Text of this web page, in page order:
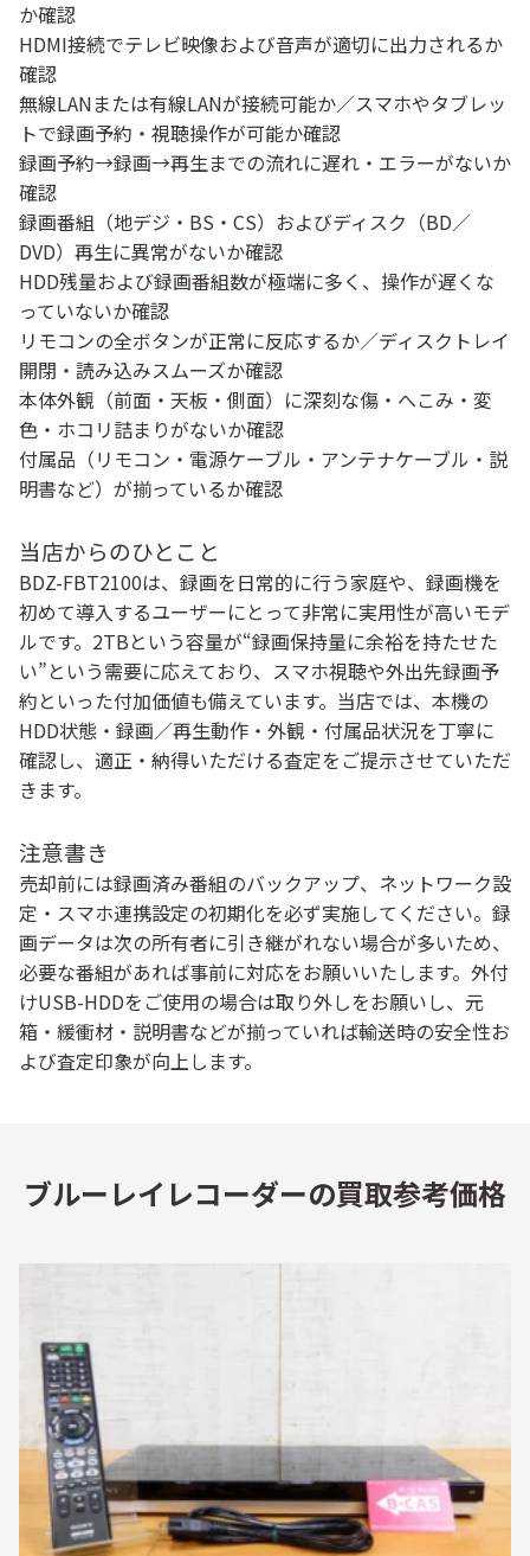
か確認
HDMI接続でテレビ映像および音声が適切に出力されるか
確認
無線LANまたは有線LANが接続可能か／スマホやタブレッ
トで録画予約・視聴操作が可能か確認
録画予約→録画→再生までの流れに遅れ・エラーがないか
確認
録画番組（地デジ・BS・CS）およびディスク（BD／
DVD）再生に異常がないか確認
HDD残量および録画番組数が極端に多く、操作が遅くな
っていないか確認
リモコンの全ボタンが正常に反応するか／ディスクトレイ
開閉・読み込みスムーズか確認
本体外観（前面・天板・側面）に深刻な傷・へこみ・変
色・ホコリ詰まりがないか確認
付属品（リモコン・電源ケーブル・アンテナケーブル・説
明書など）が揃っているか確認
当店からのひとこと
BDZ-FBT2100は、録画を日常的に行う家庭や、録画機を
初めて導入するユーザーにとって非常に実用性が高いモデ
ルです。2TBという容量が“録画保持量に余裕を持たせた
い”という需要に応えており、スマホ視聴や外出先録画予
約といった付加価値も備えています。当店では、本機の
HDD状態・録画／再生動作・外観・付属品状況を丁寧に
確認し、適正・納得いただける査定をご提示させていただ
きます。
注意書き
売却前には録画済み番組のバックアップ、ネットワーク設
定・スマホ連携設定の初期化を必ず実施してください。録
画データは次の所有者に引き継がれない場合が多いため、
必要な番組があれば事前に対応をお願いいたします。外付
けUSB-HDDをご使用の場合は取り外しをお願いし、元
箱・緩衝材・説明書などが揃っていれば輸送時の安全性お
よび査定印象が向上します。
ブルーレイレコーダーの買取参考価格